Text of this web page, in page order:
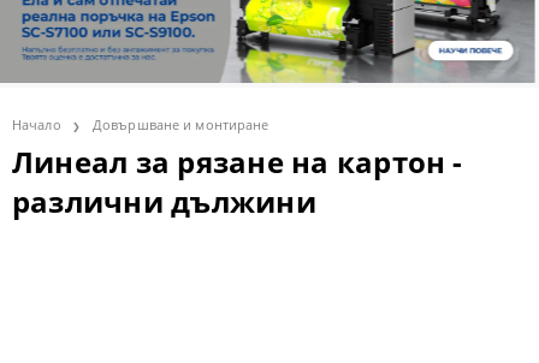
Начало Довършване и монтиране
Линеал за рязане на картон -
различни дължини